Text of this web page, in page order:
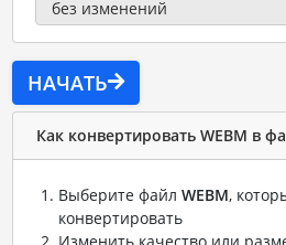
НАЧАТЬ
Как конвертировать WEBM в
Выберите файл WEBM,
конвертировать